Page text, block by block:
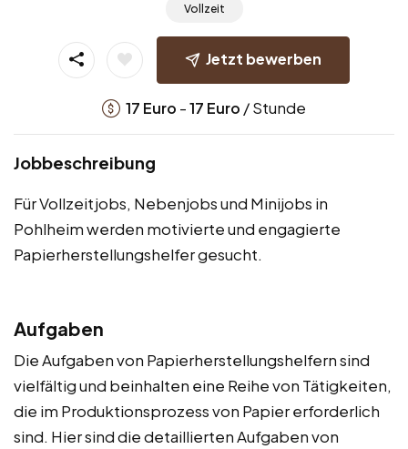
Vollzeit
Jetzt bewerben
17 Euro -17 Euro / Stunde
Jobbeschreibung
Für Vollzeitjobs, Nebenjobs und Minijobs in
Pohlheim werden motivierte und engagierte
Papierherstellungshelfer gesucht.
Aufgaben
Die Aufgaben von Papierherstellungshelfern sind
vielfältig und beinhalten eine Reihe von Tätigkeiten,
die im Produktionsprozess von Papier erforderlich
sind. Hier sind die detaillierten Aufgaben von